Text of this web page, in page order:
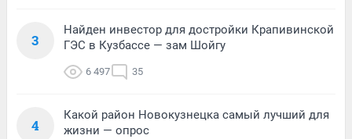
3
Найден инвестор для достройки Крапивинской
ГЭС в Кузбассе — зам Шойгу
6 497 35
4
Какой район Новокузнецка самый лучший для
жизни — опрос